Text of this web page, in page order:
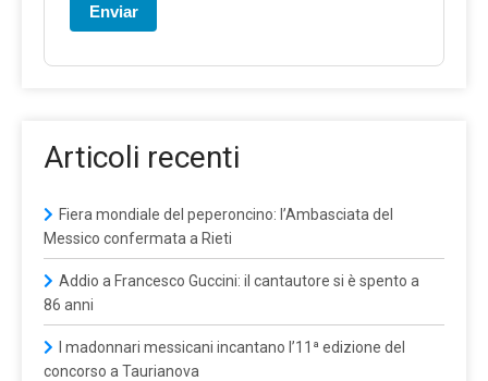
Enviar
Articoli recenti
Fiera mondiale del peperoncino: l’Ambasciata del
Messico confermata a Rieti
Addio a Francesco Guccini: il cantautore si è spento a
86 anni
I madonnari messicani incantano l’11ª edizione del
concorso a Taurianova